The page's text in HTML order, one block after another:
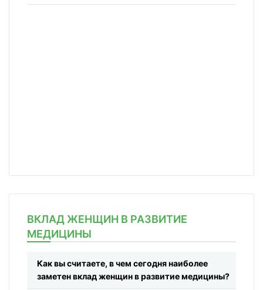
ВКЛАД ЖЕНЩИН В РАЗВИТИЕ
МЕДИЦИНЫ
Как вы считаете, в чем сегодня наиболее
заметен вклад женщин в развитие медицины?